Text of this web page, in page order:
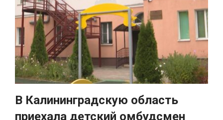
В Калининградскую область
приехала детский омбудсмен